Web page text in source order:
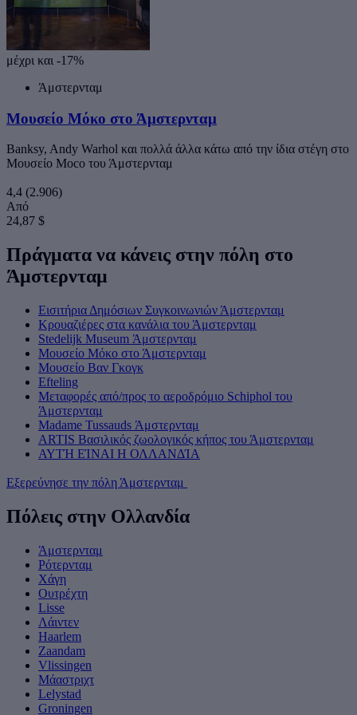
μέχρι και -17%
Άμστερνταμ
Μουσείο Μόκο στο Άμστερνταμ
Banksy, Andy Warhol και πολλά άλλα κάτω από την ίδια στέγη στο
Μουσείο Moco του Άμστερνταμ
4,4 (2.906)
Από
24,87 $
Πράγματα να κάνεις στην πόλη στο
Άμστερνταμ
Εισιτήρια Δημόσιων Συγκοινωνιών Άμστερνταμ
Κρουαζιέρες στα κανάλια του Άμστερνταμ
Stedelijk Museum Άμστερνταμ
Μουσείο Μόκο στο Άμστερνταμ
Μουσείο Βαν Γκογκ
Efteling
Μεταφορές από/προς το αεροδρόμιο Schiphol του
Άμστερνταμ
Madame Tussauds Άμστερνταμ
ARTIS Βασιλικός ζωολογικός κήπος του Άμστερνταμ
ΑΥΤΉ ΕΊΝΑΙ Η ΟΛΛΑΝΔΊΑ
Εξερεύνησε την πόλη Άμστερνταμ
Πόλεις στην Ολλανδία
Άμστερνταμ
Ρότερνταμ
Χάγη
Ουτρέχτη
Lisse
Λάιντεν
Haarlem
Zaandam
Vlissingen
Μάαστριχτ
Lelystad
Groningen